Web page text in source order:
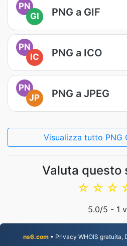
PN
GI
PNG a GIF
PN
IC
PNG a ICO
PN
JP
PNG a JPEG
Visualizza tutto
Valuta questo
☆
☆
☆
5.0/5 - 1
ns6.com• Privacy WHOIS gratuita,